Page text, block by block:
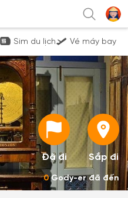
Sim du lịch Vé máy bay
Đã đi Sắp đi
0Gody-er đã đến